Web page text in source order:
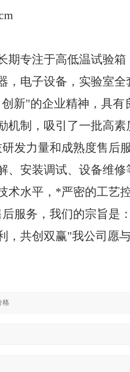
期专注于高低温试验
，电子设备，实验室
新"的企业精神，具有
机制，吸引了一批高
发力量和成熟度售后
、安装调试、设备维
术水平，*严密的工艺
服务，我们的宗旨是
，共创双赢"我公司愿